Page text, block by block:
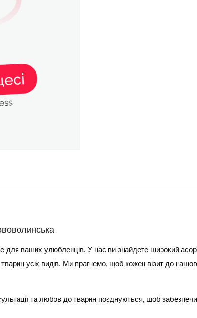
для ваших улюбленців. У нас ви знайдете широкий
тварин усіх видів. Ми прагнемо, щоб кожен візит до
та любов до тварин поєднуються, щоб